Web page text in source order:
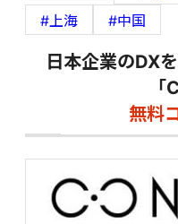
#上海
#中国
日本企業のDX
無料